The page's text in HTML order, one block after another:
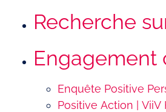
Recherche
Engagement
Enquête Positive
Positive Action | ViiV